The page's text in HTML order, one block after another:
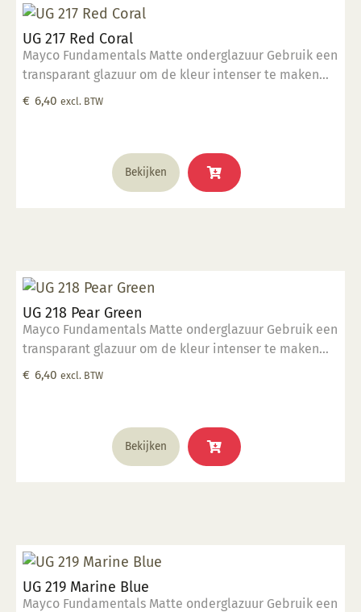
UG 217 Red Coral
Mayco Fundamentals Matte onderglazuur Gebruik een
transparant glazuur om de kleur intenser te maken
Geschikt voor gebruiksgoed mits er een transparant
€ 6,40 excl. BTW
Bekijken
UG 218 Pear Green
Mayco Fundamentals Matte onderglazuur Gebruik een
transparant glazuur om de kleur intenser te maken
Geschikt voor gebruiksgoed mits er een transparant
€ 6,40 excl. BTW
Bekijken
UG 219 Marine Blue
Mayco Fundamentals Matte onderglazuur Gebruik een